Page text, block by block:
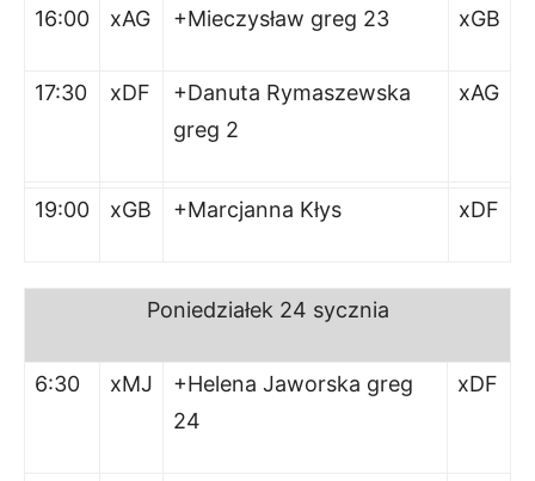
16:00 xAG +Mieczysław greg 23 xGB
17:30 xDF
+Danuta Rymaszewska
greg 2
xAG
19:00 xGB +Marcjanna Kłys xDF
Poniedziałek 24 sycznia
6:30 xMJ
+Helena Jaworska greg
24
xDF